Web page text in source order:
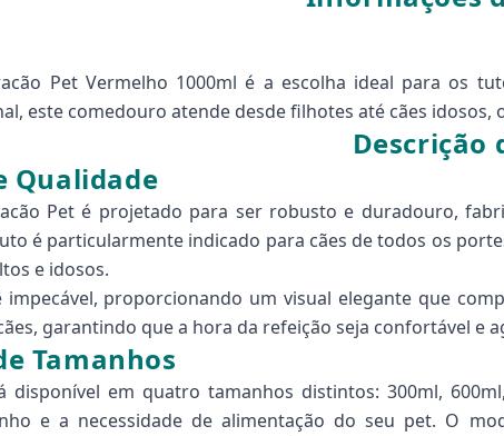
Pet Vermelho 1000ml é a escolha ideal para os
este comedouro atende desde filhotes até cães
Descrição
Qualidade
Pet é projetado para ser robusto e duradouro,
é particularmente indicado para cães de todos os
e idosos.
impecável, proporcionando um visual elegante que
garantindo que a hora da refeição seja confortável e
Tamanhos
disponível em quatro tamanhos distintos: 300ml,
e a necessidade de alimentação do seu pet. O